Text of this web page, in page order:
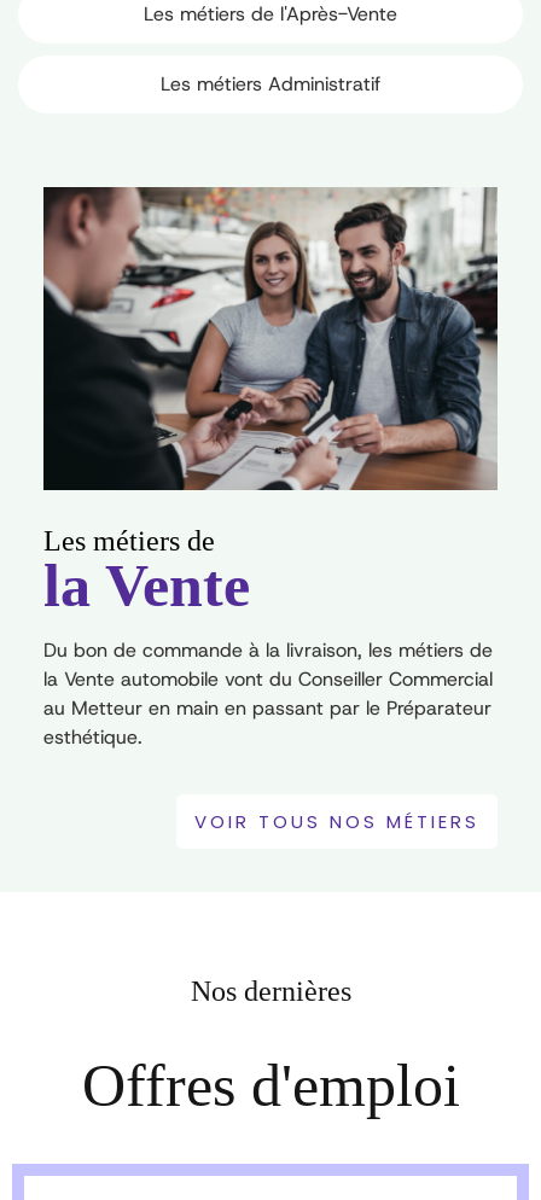
Les métiers de l'Après-Vente
Les métiers Administratif
Les métiers de
la Vente
Du bon de commande à la livraison, les métiers de
la Vente automobile vont du Conseiller Commercial
au Metteur en main en passant par le Préparateur
esthétique.
VOIR TOUS NOS MÉTIERS
Nos dernières
Offres d'emploi